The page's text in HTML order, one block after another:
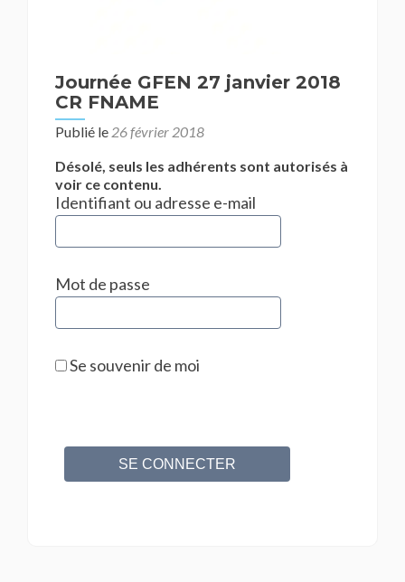
Journée GFEN 27 janvier 2018
CR FNAME
Publié le 26 février 2018
Désolé, seuls les adhérents sont autorisés à
voir ce contenu.
Identifiant ou adresse e-mail
Mot de passe
Se souvenir de moi